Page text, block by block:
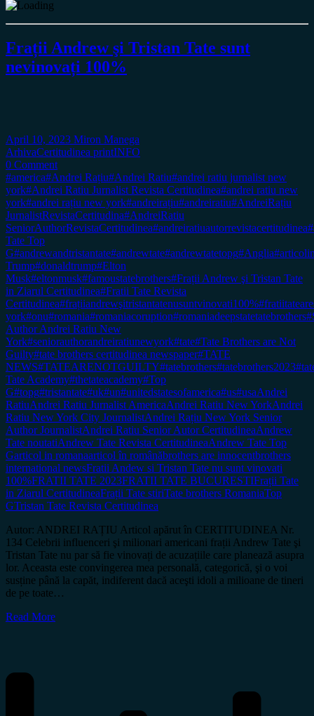
Frații Andrew şi Tristan Tate sunt
nevinovați 100%
April 10, 2023 Miron Manega
ArhivaCertitudinea printINFO
0 Comment
#america#Andrei Rațiu#Andrei Ratiu#andrei ratiu jurnalist new
york#Andrei Ratiu Jurnalist Revista Certitudinea#andrei ratiu new
york#andrei rațiu new york#andreirațiu#andreiratiu#AndreiRațiu
JurnalistRevistaCertitudina#AndreiRatiu
SeniorAuthorRevistaCertitudinea#andreiratiuautorrevistacertitudinea
Tate Top
G#andrewandtristantate#andrewtate#andrewtatetopg#Anglia
Trump#donaldtrump#Elton
Musk#eltonmusk#famoustatebrothers#Frații Andrew şi Tristan Tate
in Ziarul Certitudinea#Fratii Tate Revista
Certitudinea#frațiiandrewşitristantatenusuntvinovati100%
york#onu#romania#romaniacoruption#romaniadeepstatetatebrothers
Author Andrei Ratiu New
York#seniorauthorandreiratiunewyork#tate#Tate Brothers are Not
Guilty#tate brothers certitudinea newspaper#TATE
NEWS#TATEARENOTGUILTY#tatebrothers#tatebrothers2023
Tate Academy#thetateacademy#Top
G#topg#tristantate#uk#un#unitedstatesofamerica#us#usaAndrei
RatiuAndrei Ratiu Jurnalist AmericaAndrei Ratiu New YorkAndrei
Ratiu New York City JournalistAndrei Rațiu New York Senior
Author JournalistAndrei Ratiu Senior Autor CertitudineaAndrew
Tate noutatiAndrew Tate Revista CertitudineaAndrew Tate Top
Garticol in romanaarticol în românăbrothers are innocentbrothers
international newsFratii Andew si Tristan Tate nu sunt vinovati
100%FRATII TATE 2023FRATII TATE BUCURESTIFrații Tate
in Ziarul CertitudineaFrații Tate stiriTate brothers RomaniaTop
GTristan Tate Revista Certitudinea
Autor: ANDREI RAȚIU Articol apărut în CERTITUDINEA Nr.
134 Celebrii influenceri şi milionari americani frații Andrew Tate şi
Tristan Tate nu par să fie vinovați de acuzațiile care planează asupra
lor. Aceasta este convingerea mea personală, categorică, şi o voi
susține până la capăt, indiferent dacă aceşti idoli a milioane de tineri
de pe toate…
Read More